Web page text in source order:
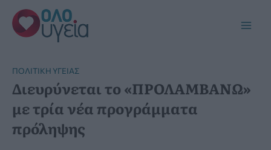
Μετάβαση
στο
περιεχόμενο
ΠΟΛΙΤΙΚΉ ΥΓΕΊΑΣ
Διευρύνεται το «ΠΡΟΛΑΜΒΑΝΩ»
με τρία νέα προγράμματα
πρόληψης